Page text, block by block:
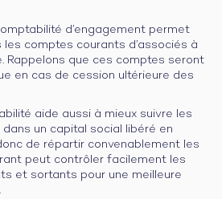
d’engagement permet
comptes courants d’associés à
Rappelons que ces comptes seront
en cas de cession ultérieure des
aide aussi à mieux suivre les
un capital social libéré en
de répartir convenablement les
peut contrôler facilement les
et sortants pour une meilleure